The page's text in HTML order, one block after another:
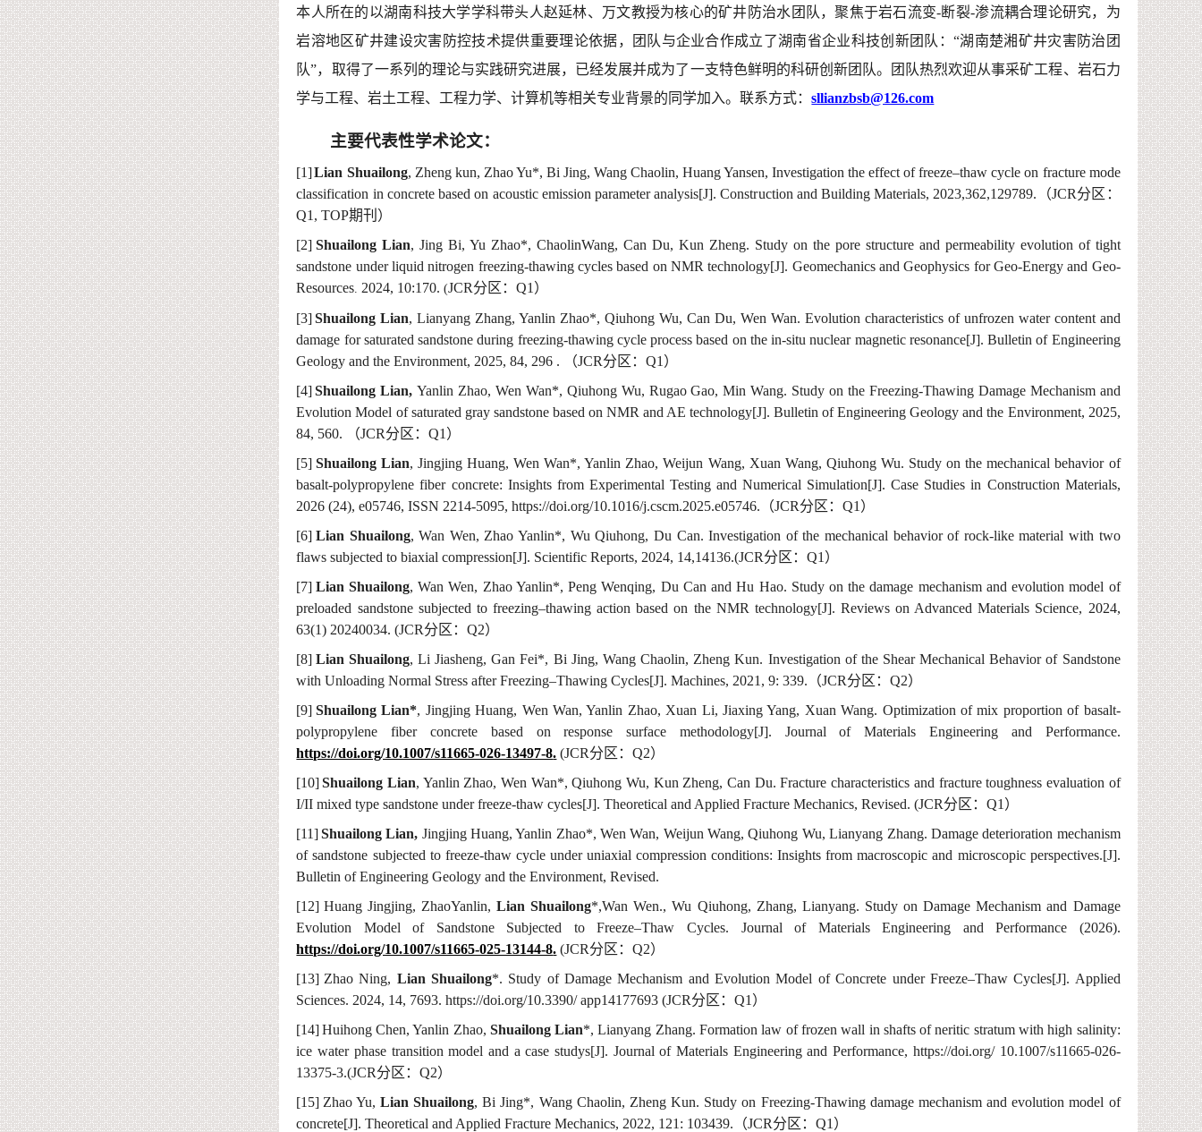
本人所在的以湖南科技大学学科带头人赵延林、万文教授为核心的矿井防治水团队，聚焦于岩石流变-断裂-渗流耦合理论研究，为
岩溶地区矿井建设灾害防控技术提供重要理论依据，团队与企业合作成立了湖南省企业科技创新团队 ：“湖南楚湘矿井灾害防治团
队”，取得了一系列的理论与实践研究进展， 已经发展并成为了一支特色鲜明的科研创新团队。
团队热烈欢迎从事采矿工程、岩石力
学与工程、岩土工程、工程力学、计算机等相关专业背景的同学加入。联系方式：sllianzbsb@126.com
主要代表性学术论文：
[1]Lian Shuailong, Zheng kun, Zhao Yu*, Bi Jing, Wang Chaolin, Huang Yansen, Investigation the effect of freeze–thaw cycle on fracture mode
classification in concrete based on acoustic emission parameter analysis[J]. Construction and Building Materials, 2023,362,129789. （JCR分区：
Q1, TOP期刊）
[2] Shuailong Lian, Jing Bi, Yu Zhao*, ChaolinWang,Can Du,Kun Zheng. Study on the pore structure and permeability evolution of tight
sandstone under liquid nitrogen freezing‐thawingcycles based onNMRtechnology[J]. Geomechanics and Geophysics for Geo-Energy and Geo-
Resources.2024, 10:170. (JCR分区：Q1 ）
[3]Shuailong Lian, Lianyang Zhang, Yanlin Zhao*, Qiuhong Wu, Can Du, Wen Wan. Evolution characteristics of unfrozen water content and
damage forsaturated sandstone during freezing-thawing cycleprocess based on thein-situ nuclear magnetic resonance[J]. Bulletin of Engineering
Geology and the Environment, 2025, 84, 296 . （JCR分区：Q1 ）
[4]Shuailong Lian,Yanlin Zhao, Wen Wan*, Qiuhong Wu, Rugao Gao,Min Wang. Study on the Freezing-Thawing Damage Mechanism and
Evolution Model of saturated graysandstone based on NMR and AEtechnology[J]. Bulletin of Engineering Geology and the Environment, 2025,
84, 560. （JCR分区：Q1 ）
[5] Shuailong Lian, Jingjing Huang, Wen Wan*, Yanlin Zhao, Weijun Wang, Xuan Wang, Qiuhong Wu. Study on the mechanical behavior of
basalt-polypropylene fiber concrete: Insights from Experimental Testing and Numerical Simulation[J]. Case Studies in Construction Materials,
2026 (24), e05746, ISSN 2214-5095, https://doi.org/10.1016/j.cscm.2025.e05746. （JCR分区：Q1 ）
[6] Lian Shuailong, Wan Wen, Zhao Yanlin*, Wu Qiuhong, Du Can. Investigation of the mechanical behavior of rock-like material with two
flaws subjected to biaxial compression[J]. Scientific Reports, 2024, 14,14136.(JCR分区：Q1 ）
[7] Lian Shuailong, Wan Wen, Zhao Yanlin*, Peng Wenqing, Du Can and Hu Hao. Study on the damage mechanism and evolution model of
preloaded sandstone subjected to freezing–thawing action based on the NMR technology[J]. Reviews on Advanced Materials Science, 2024,
63(1) 20240034. (JCR分区：Q2）
[8] Lian Shuailong, Li Jiasheng, Gan Fei*, Bi Jing, Wang Chaolin, Zheng Kun. Investigation of the Shear Mechanical Behavior of Sandstone
with Unloading Normal Stress after Freezing–Thawing Cycles[J]. Machines, 2021, 9: 339. （JCR分区：Q2）
[9] Shuailong Lian*, Jingjing Huang, Wen Wan, Yanlin Zhao, Xuan Li, Jiaxing Yang, Xuan Wang. Optimization of mix proportion of basalt-
polypropylene fiber concrete based on response surface methodology[J]. Journal of Materials Engineering and Performance.
https://doi.org/10.1007/s11665-026-13497-8. (JCR分区：Q2）
[10]Shuailong Lian, Yanlin Zhao, Wen Wan*, Qiuhong Wu, Kun Zheng, Can Du.Fracture characteristics and fracture toughness evaluation of
I/II mixed type sandstone under freeze-thaw cycles[J]. Theoretical and Applied Fracture Mechanics, Revised.(JCR分区：Q1 ）
[11]Shuailong Lian, Jingjing Huang, Yanlin Zhao*, Wen Wan, Weijun Wang,Qiuhong Wu, Lianyang Zhang. Damage deterioration mechanism
of sandstone subjected to freeze-thaw cycle under uniaxial compression conditions: Insights from macroscopic and microscopic perspectives.[J].
Bulletin of Engineering Geology and the Environment, Revised.
[12] Huang Jingjing, ZhaoYanlin, Lian Shuailong*,Wan Wen., Wu Qiuhong, Zhang, Lianyang. Study on Damage Mechanism and Damage
Evolution Model of Sandstone Subjected to Freeze–Thaw Cycles.
Journal of Materials Engineering and Performance
(2026).
https://doi.org/10.1007/s11665-025-13144-8. (JCR分区：Q2）
[13] Zhao Ning, Lian Shuailong*. Study of Damage Mechanism and Evolution Model of Concrete under Freeze–Thaw Cycles[J]. Applied
Sciences. 2024, 14, 7693. https://doi.org/10.3390/ app14177693(JCR分区：Q1 ）
[14]Huihong Chen, Yanlin Zhao, Shuailong Lian*, Lianyang Zhang.Formation law of frozen wall in shafts of neritic stratum with high salinity:
ice water phase transition model and a case studys[J]. Journal of Materials Engineering and Performance, https://doi.org/10.1007/s11665-026-
13375-3.(JCR分区：Q2）
[15] Zhao Yu, Lian Shuailong, Bi Jing*, Wang Chaolin, Zheng Kun. Study on Freezing-Thawing damage mechanism and evolution model of
concrete[J]. Theoretical and Applied Fracture Mechanics, 2022, 121: 103439. （JCR分区：Q1 ）